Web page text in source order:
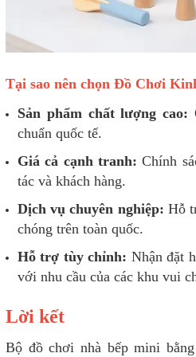
Tại sao nên chọn Đồ Chơi
Sản phẩm chất lượng cao:
chuẩn quốc tế.
Giá cả cạnh tranh: Chính
tác và khách hàng.
Dịch vụ chuyên nghiệp: Hỗ
chóng trên toàn quốc.
Hỗ trợ tùy chỉnh: Nhận đặt
với nhu cầu của các khu vui
Lời kết
Bộ đồ chơi nhà bếp mini